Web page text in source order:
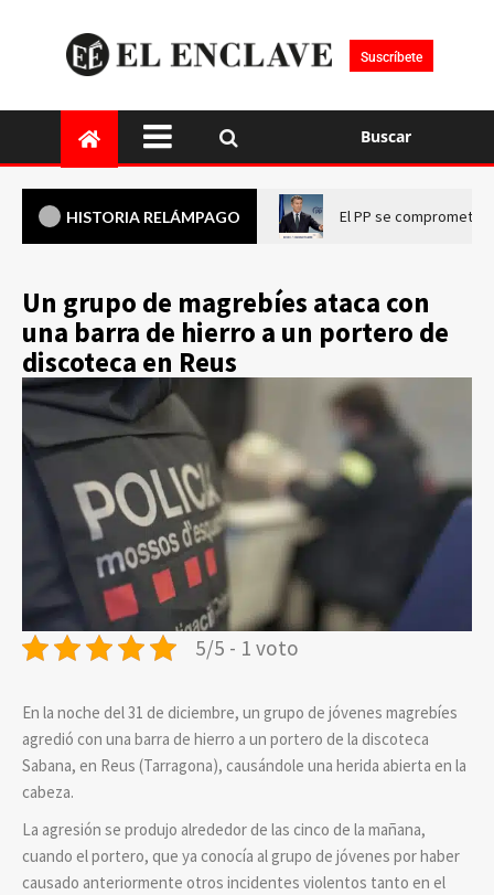
Suscríbete
Buscar
HISTORIA RELÁMPAGO El PP se compromete
Un grupo de magrebíes ataca con
una barra de hierro a un portero de
discoteca en Reus
5/5 - 1 voto
En la noche del 31 de diciembre, un grupo de jóvenes magrebíes
agredió con una barra de hierro a un portero de la discoteca
Sabana, en Reus (Tarragona), causándole una herida abierta en la
cabeza.
La agresión se produjo alrededor de las cinco de la mañana,
cuando el portero, que ya conocía al grupo de jóvenes por haber
causado anteriormente otros incidentes violentos tanto en el